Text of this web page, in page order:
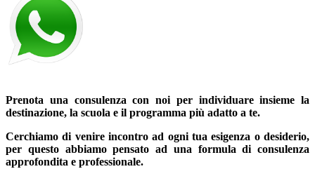
Prenota una consulenza con noi per individuare insieme la
destinazione, la scuola e il programma più adatto a te.
Cerchiamo di venire incontro ad ogni tua esigenza o desiderio,
per questo abbiamo pensato ad una formula di consulenza
approfondita e professionale.